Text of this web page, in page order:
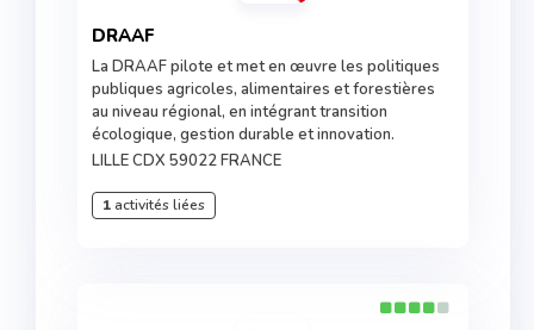
DRAAF
La DRAAF pilote et met en œuvre les politiques
publiques agricoles, alimentaires et forestières
au niveau régional, en intégrant transition
écologique, gestion durable et innovation.
LILLE CDX 59022 FRANCE
1activités liées